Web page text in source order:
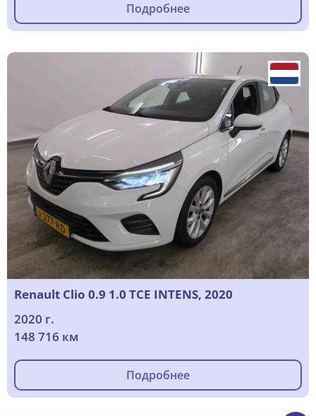
Подробнее
Renault Clio 0.9 1.0 TCE INTENS, 2020
2020 г.
148 716 км
Подробнее